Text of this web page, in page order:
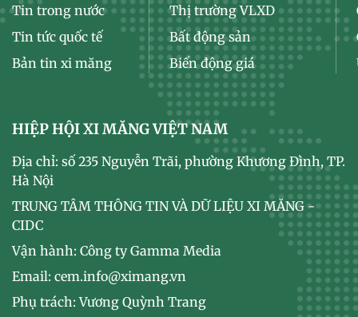
Tin trong nước
Tin tức quốc tế
Bản tin xi măng
Thị trường VLXD
Bất động sản
Biến động giá
HIỆP HỘI XI MĂNG VIỆT NAM
Địa chỉ: số 235 Nguyễn Trãi, phường Khương Đình, TP.
Hà Nội
TRUNG TÂM THÔNG TIN VÀ DỮ LIỆU XI MĂNG -
CIDC
Vận hành: Công ty Gamma Media
Email: cem.info@ximang.vn
Phụ trách: Vương Quỳnh Trang